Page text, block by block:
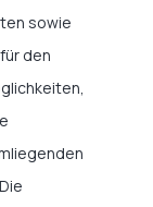
sowie
den